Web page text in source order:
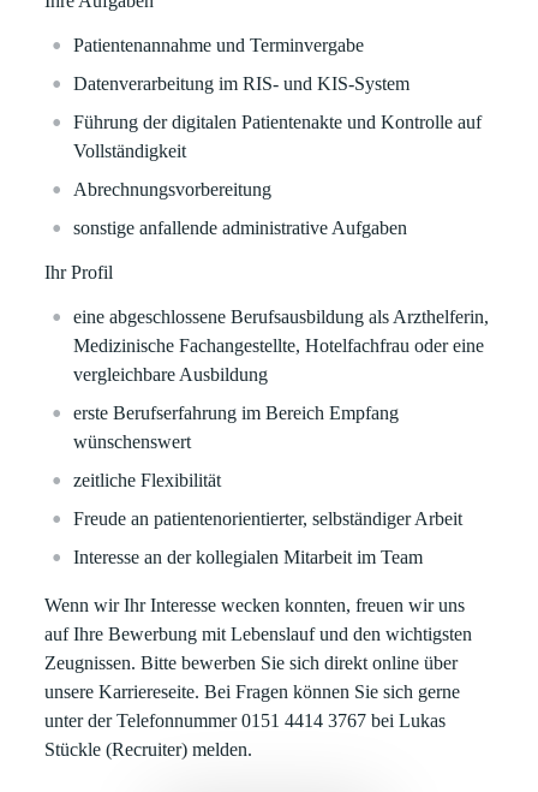
Patientenannahme und Terminvergabe
Datenverarbeitung im RIS- und KIS-System
Führung der digitalen Patientenakte und Kontrolle auf
Vollständigkeit
Abrechnungsvorbereitung
sonstige anfallende administrative Aufgaben
Ihr Profil
eine abgeschlossene Berufsausbildung als Arzthelferin,
Medizinische Fachangestellte, Hotelfachfrau oder eine
vergleichbare Ausbildung
erste Berufserfahrung im Bereich Empfang
wünschenswert
zeitliche Flexibilität
Freude an patientenorientierter, selbständiger Arbeit
Interesse an der kollegialen Mitarbeit im Team
Wenn wir Ihr Interesse wecken konnten, freuen wir uns
auf Ihre Bewerbung mit Lebenslauf und den wichtigsten
Zeugnissen. Bitte bewerben Sie sich direkt online über
unsere Karriereseite. Bei Fragen können Sie sich gerne
unter der Telefonnummer 0151 4414 3767 bei Lukas
Stückle (Recruiter) melden.